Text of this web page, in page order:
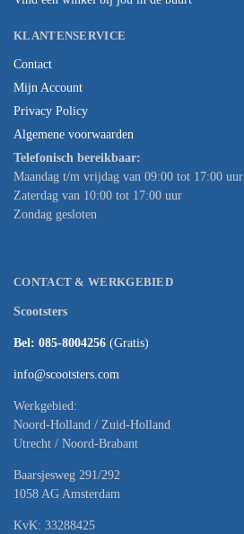
KLANTENSERVICE
Contact
Mijn Account
Privacy Policy
Algemene voorwaarden
Telefonisch bereikbaar:
Maandag t/m vrijdag van 09:00 tot 17:00 uur
Zaterdag van 10:00 tot 17:00 uur
Zondag gesloten
CONTACT & WERKGEBIED
Scootsters
Bel: 085-8004256 (Gratis)
info@scootsters.com
Werkgebied:
Noord-Holland / Zuid-Holland
Utrecht / Noord-Brabant
Baarsjesweg 291/292
1058 AG Amsterdam
KvK: 33288425